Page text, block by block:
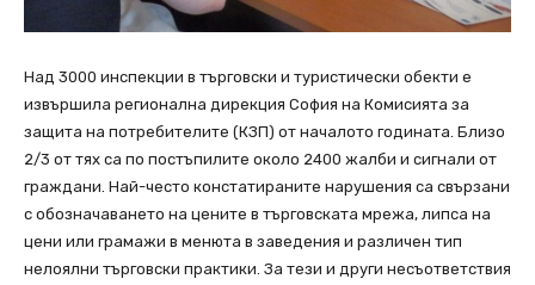
Над 3000 инспекции в търговски и туристически обекти е
извършила регионална дирекция София на Комисията за
защита на потребителите (КЗП) от началото годината. Близо
2/3 от тях са по постъпилите около 2400 жалби и сигнали от
граждани. Най-често констатираните нарушения са свързани
с обозначаването на цените в търговската мрежа, липса на
цени или грамажи в менюта в заведения и различен тип
нелоялни търговски практики. За тези и други несъответствия